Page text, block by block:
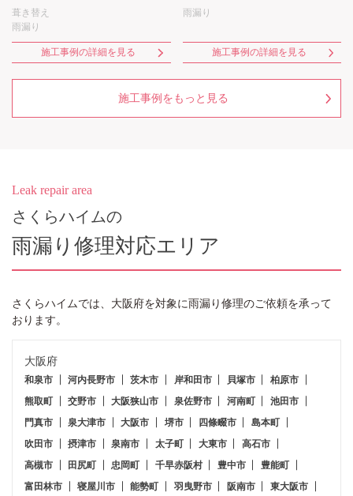
葺き替え
雨漏り
施工事例の詳細を見る
雨漏り
施工事例の詳細を見る
施工事例をもっと見る
Leak repair area
さくらハイムの
雨漏り修理対応エリア
さくらハイムでは、大阪府を対象に雨漏り修理のご依頼を承って
おります。
大阪府
和泉市 河内長野市 茨木市 岸和田市 貝塚市
柏原市
熊取町
交野市 大阪狭山市 泉佐野市 河南町
池田市
門真市
泉大津市 大阪市 堺市 四條畷市
島本町
吹田市
摂津市 泉南市 太子町 大東市
高石市
高槻市
田尻町 忠岡町 千早赤阪村 豊中市
豊能町
富田林市
寝屋川市 能勢町 羽曳野市 阪南市
東大阪市